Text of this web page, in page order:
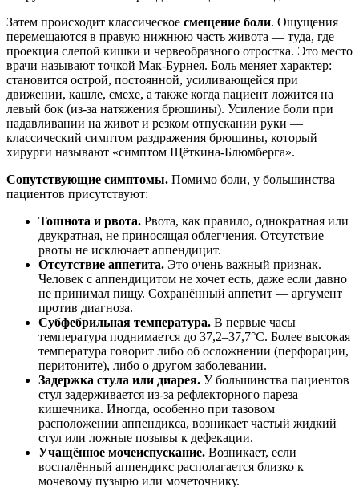
Затем происходит классическое смещение боли. Ощущения
перемещаются в правую нижнюю часть живота — туда, где
проекция слепой кишки и червеобразного отростка. Это место
врачи называют точкой Мак-Бурнея. Боль меняет характер:
становится острой, постоянной, усиливающейся при
движении, кашле, смехе, а также когда пациент ложится на
левый бок (из-за натяжения брюшины). Усиление боли при
надавливании на живот и резком отпускании руки —
классический симптом раздражения брюшины, который
хирурги называют «симптом Щёткина-Блюмберга».
Сопутствующие симптомы. Помимо боли, у большинства
пациентов присутствуют:
Тошнота и рвота. Рвота, как правило, однократная или
двукратная, не приносящая облегчения. Отсутствие
рвоты не исключает аппендицит.
Отсутствие аппетита. Это очень важный признак.
Человек с аппендицитом не хочет есть, даже если давно
не принимал пищу. Сохранённый аппетит — аргумент
против диагноза.
Субфебрильная температура. В первые часы
температура поднимается до 37,2–37,7°C. Более высокая
температура говорит либо об осложнении (перфорации,
перитоните), либо о другом заболевании.
Задержка стула или диарея. У большинства пациентов
стул задерживается из-за рефлекторного пареза
кишечника. Иногда, особенно при тазовом
расположении аппендикса, возникает частый жидкий
стул или ложные позывы к дефекации.
Учащённое мочеиспускание. Возникает, если
воспалённый аппендикс располагается близко к
мочевому пузырю или мочеточнику.